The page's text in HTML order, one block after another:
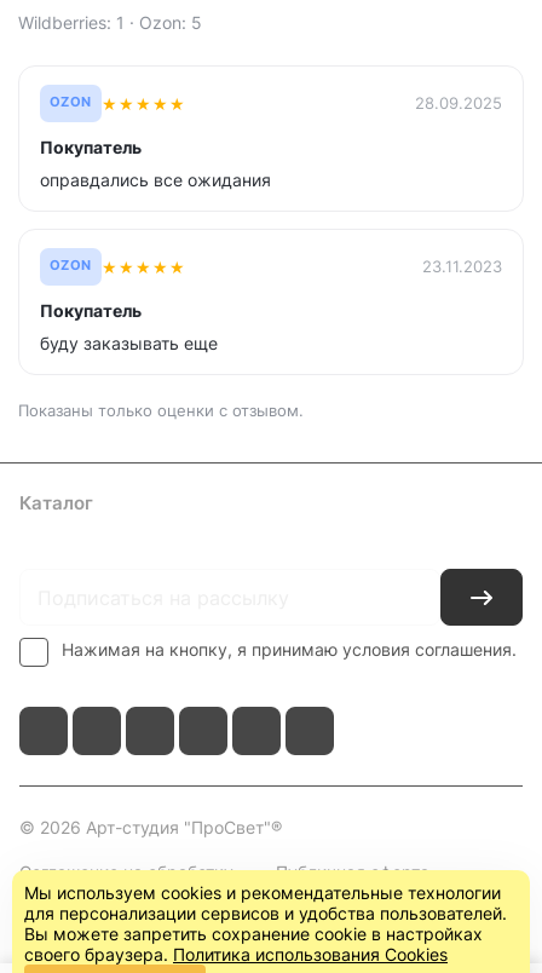
Wildberries: 1 · Ozon: 5
OZON ★★★★★ 28.09.2025
Покупатель
оправдались все ожидания
OZON ★★★★★ 23.11.2023
Покупатель
буду заказывать еще
Показаны только оценки с отзывом.
Каталог
Нажимая на кнопку, я принимаю условия соглашения.
© 2026 Арт-студия "ПроСвет"®
Соглашение на обработку
персональных данных
Публичная оферта
(пользовательское
соглашение)
Мы используем cookies и рекомендательные технологии
для персонализации сервисов и удобства пользователей.
Вы можете запретить сохранение cookie в настройках
своего браузера. Политика использования Cookies